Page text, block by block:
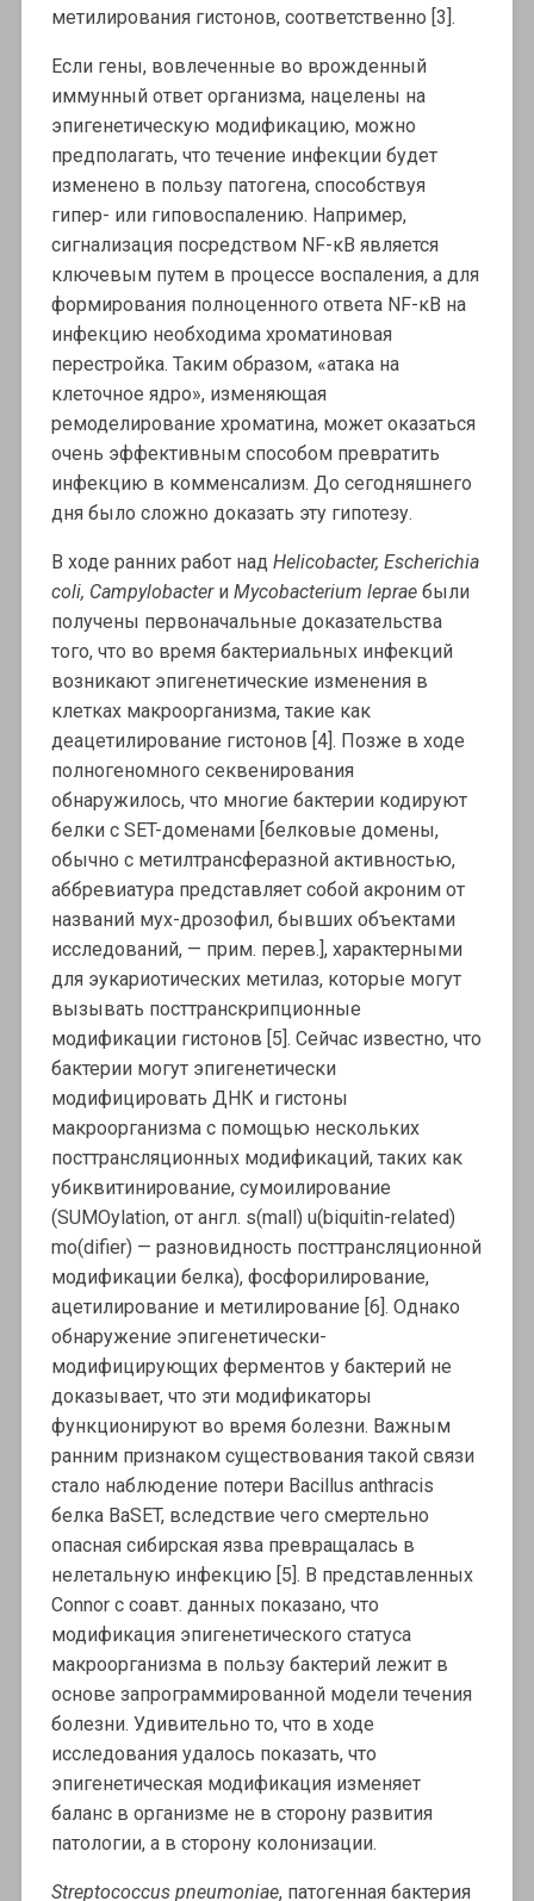
метилирования гистонов, соответственно [3].
Если гены, вовлеченные во врожденный
иммунный ответ организма, нацелены на
эпигенетическую модификацию, можно
предполагать, что течение инфекции будет
изменено в пользу патогена, способствуя
гипер- или гиповоспалению. Например,
сигнализация посредством NF-κB является
ключевым путем в процессе воспаления, а для
формирования полноценного ответа NF-κB на
инфекцию необходима хроматиновая
перестройка. Таким образом, «атака на
клеточное ядро», изменяющая
ремоделирование хроматина, может оказаться
очень эффективным способом превратить
инфекцию в комменсализм. До сегодняшнего
дня было сложно доказать эту гипотезу.
В ходе ранних работ над Helicobacter, Escherichia
coli, Campylobacterи Mycobacterium lepraeбыли
получены первоначальные доказательства
того, что во время бактериальных инфекций
возникают эпигенетические изменения в
клетках макроорганизма, такие как
деацетилирование гистонов [4]. Позже в ходе
полногеномного секвенирования
обнаружилось, что многие бактерии кодируют
белки с SET-доменами [белковые домены,
обычно с метилтрансферазной активностью,
аббревиатура представляет собой акроним от
названий мух-дрозофил, бывших объектами
исследований, — прим. перев.], характерными
для эукариотических метилаз, которые могут
вызывать посттранскрипционные
модификации гистонов [5]. Сейчас известно, что
бактерии могут эпигенетически
модифицировать ДНК и гистоны
макроорганизма с помощью нескольких
посттрансляционных модификаций, таких как
убиквитинирование, сумоилирование
(SUMOylation, от англ. s(mall) u(biquitin-related)
mo(difier) — разновидность посттрансляционной
модификации белка), фосфорилирование,
ацетилирование и метилирование [6]. Однако
обнаружение эпигенетически-
модифицирующих ферментов у бактерий не
доказывает, что эти модификаторы
функционируют во время болезни. Важным
ранним признаком существования такой связи
стало наблюдение потери Bacillus anthracis
белка BaSET, вследствие чего смертельно
опасная сибирская язва превращалась в
нелетальную инфекцию [5]. В представленных
Connor с соавт. данных показано, что
модификация эпигенетического статуса
макроорганизма в пользу бактерий лежит в
основе запрограммированной модели течения
болезни. Удивительно то, что в ходе
исследования удалось показать, что
эпигенетическая модификация изменяет
баланс в организме не в сторону развития
патологии, а в сторону колонизации.
Streptococcus pneumoniae, патогенная бактерия